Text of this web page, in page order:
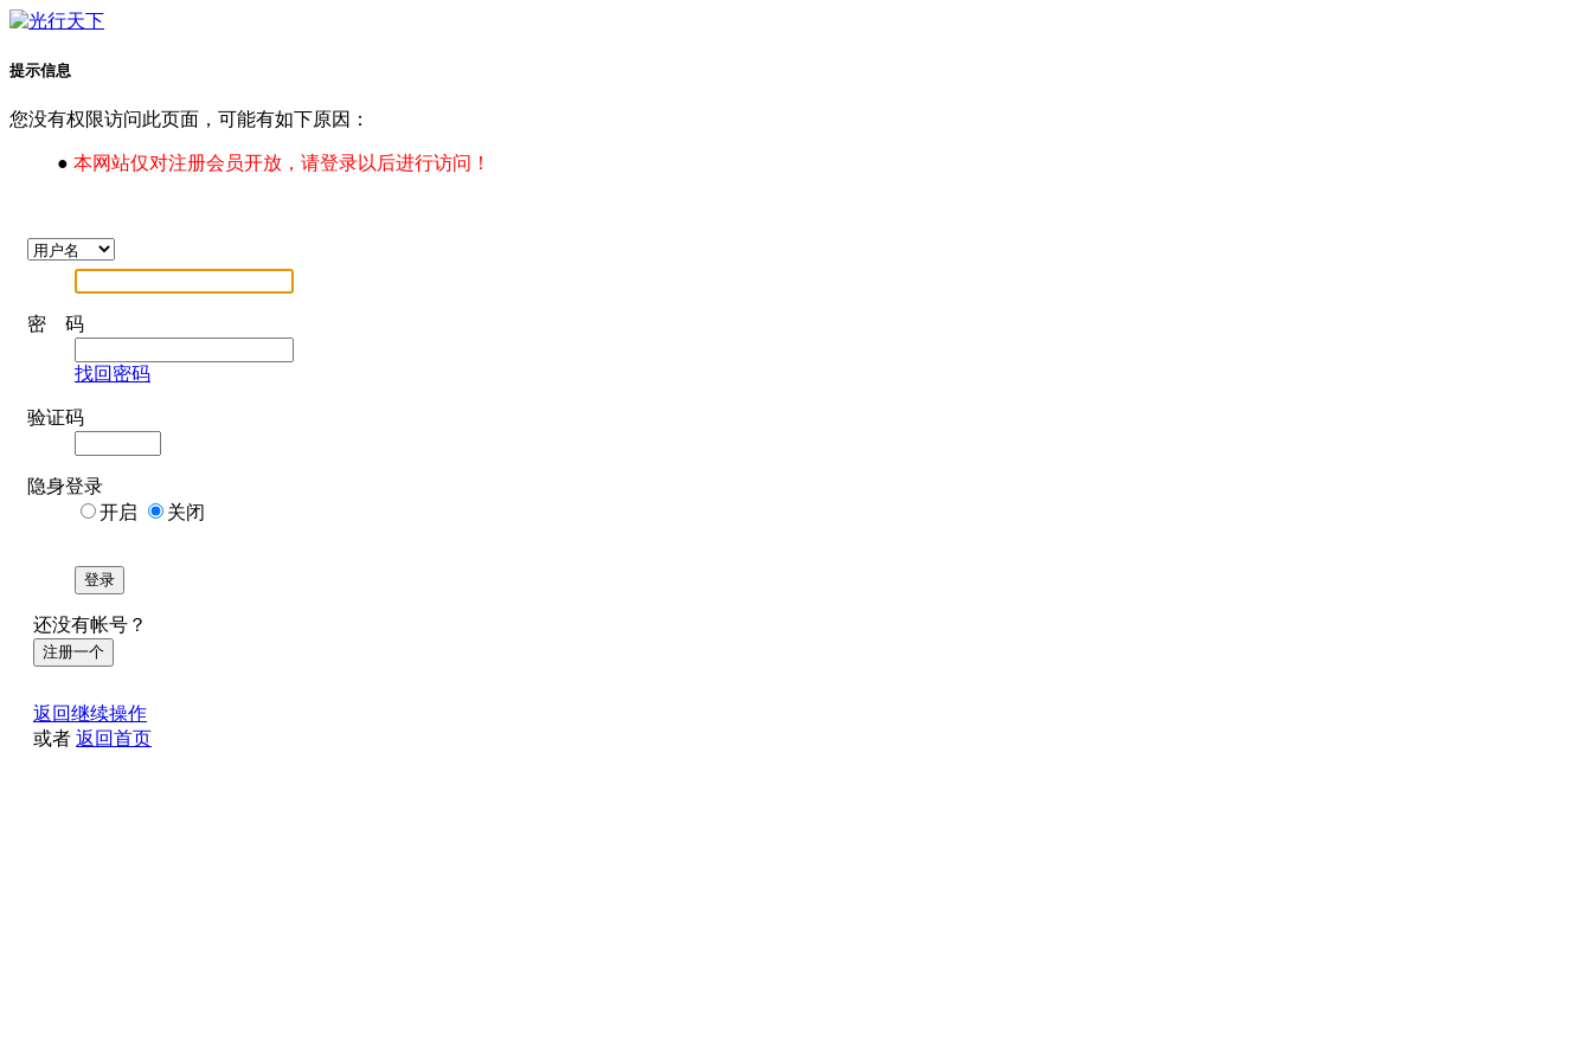
提示信息
您没有权限访问此页面，可能有如下原因：
● 本网站仅对注册会员开放，请登录以后进行访问！
密 码
找回密码
验证码
隐身登录
开启
关闭
登录
还没有帐号？
注册一个
返回继续操作
或者 返回首页